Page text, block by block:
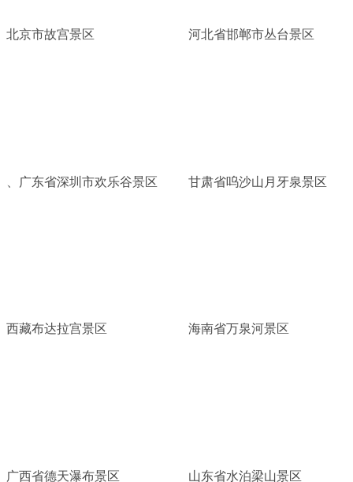
北京市故宫景区 河北省邯郸市丛台景区
、广东省深圳市欢乐谷景区 甘肃省呜沙山月牙泉景区
西藏布达拉宫景区 海南省万泉河景区
广西省德天瀑布景区 山东省水泊梁山景区